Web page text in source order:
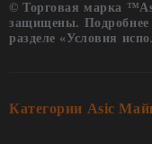
© Торговая марка
защищены. Подробнее
разделе «Условия
Категории Asic